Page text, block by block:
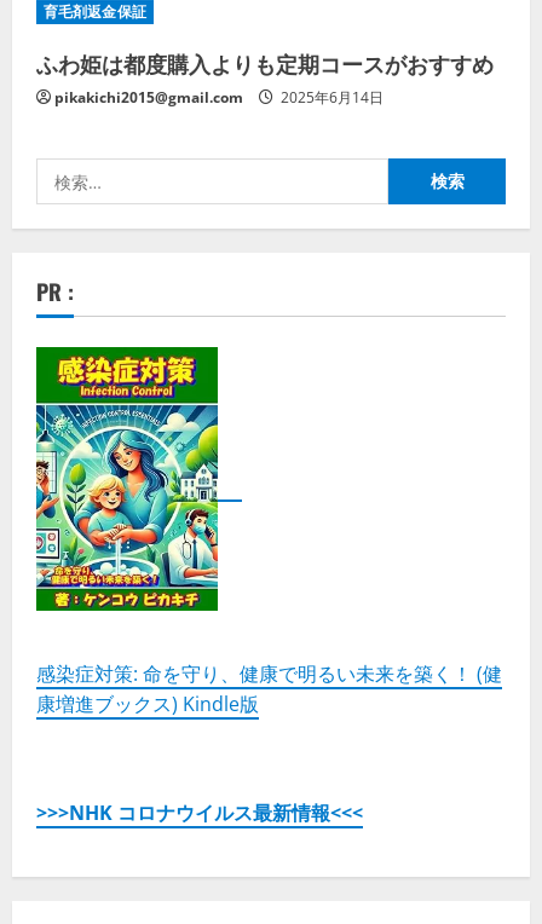
育毛剤返金保証
ふわ姫は都度購入よりも定期コースがおすすめ
pikakichi2015@gmail.com 2025年6月14日
索:
PR :
感染症対策: 命を守り、健康で明るい未来を築く！ (健
康増進ブックス) Kindle版
>>>NHK コロナウイルス最新情報<<<